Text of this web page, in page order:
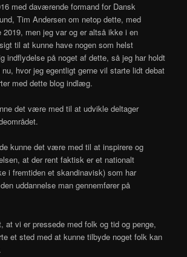
med daværende formand for Dansk
Tim Andersen om netop dette, med
2019, men jeg var og er altså ikke i en
til at kunne have nogen som helst
indflydelse på noget af dette, så jeg har holdt
hvor jeg egentligt gerne vil starte lidt debat
med dette blog indlæg.
det være med til at udvikle deltager
kunne det være med til at inspirere og
at der rent faktisk er et nationalt
i fremtiden et skandinavisk) som har
uddannelse man gennemfører på
at vi er pressede med folk og tid og penge,
et sted med at kunne tilbyde noget folk kan